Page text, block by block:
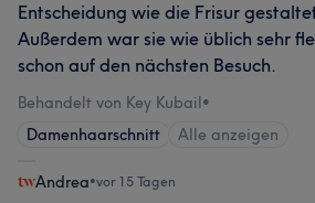
Entscheidung wie die Frisur
Außerdem war sie wie üblich sehr
schon auf den nächsten Besuch.
Behandelt von Key Kubail•
Damenhaarschnitt
Alle anzeigen
Andrea•vor 15 Tagen